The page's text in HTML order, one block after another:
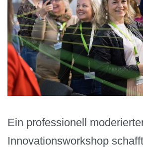
Ein professionell
Innovationsworkshop